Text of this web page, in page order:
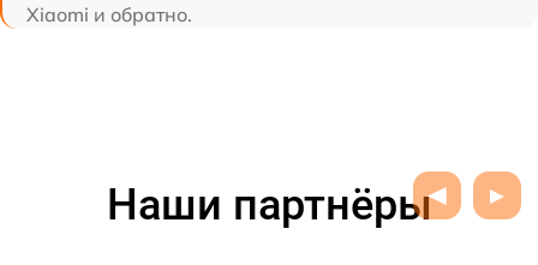
Xiaomi и обратно.
Наши партнёры